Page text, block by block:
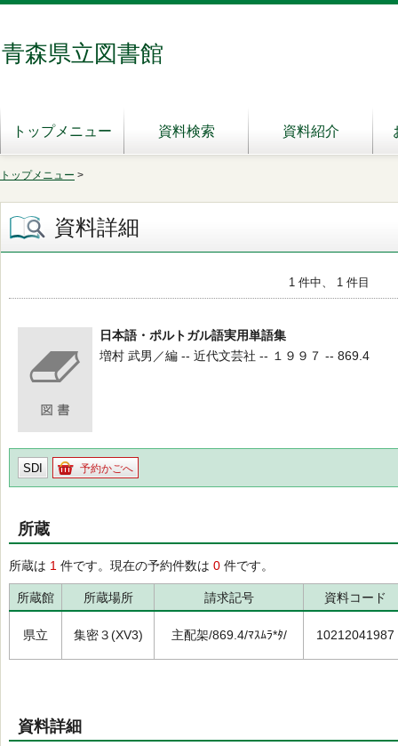
青森県立図書館
トップメニュー 資料検索 資料紹介
トップメニュー >
資料詳細
1 件中、 1 件目
日本語・ポルトガル語実用単語集
増村 武男／編 -- 近代文芸社 -- １９９７ -- 869.4
SDI 予約かごへ
所蔵
所蔵は 1 件です。現在の予約件数は 0 件です。
所蔵館 所蔵場所 請求記号 資料コード
県立 集密３(XV3) 主配架/869.4/ﾏｽﾑﾗ*ﾀ/ 10212041987
資料詳細